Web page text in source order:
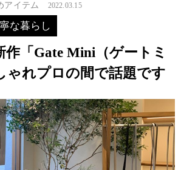
アイテム 2022.03.15
な暮らし
作「Gate Mini（ゲートミ
ゃれプロの間で話題です